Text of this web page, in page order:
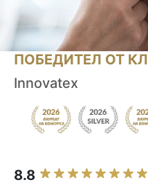
ПОБЕДИТЕЛ ОТ
Innovatex
8.8